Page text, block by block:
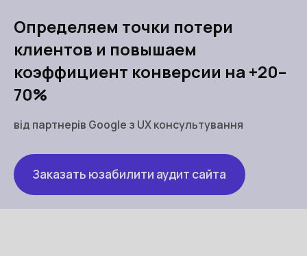
Определяем точки потери
клиентов и повышаем
коэффициент конверсии на +20–
70%
від партнерів Google з UX консультування
Заказать юзабилити аудит сайта